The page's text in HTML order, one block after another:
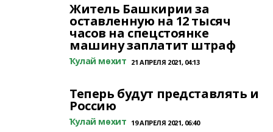
Житель Башкирии за
оставленную на 12 тысяч
часов на спецстоянке
машину заплатит штраф
Ҡулай мөхит 21 АПРЕЛЯ 2021, 04:13
Теперь будут представлять и
Россию
Ҡулай мөхит 19 АПРЕЛЯ 2021, 06:40